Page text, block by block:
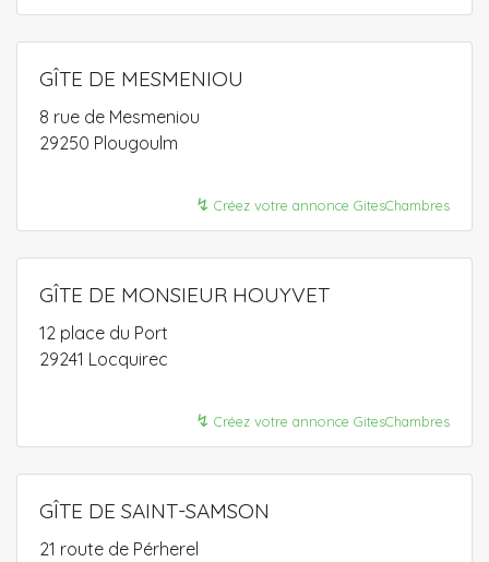
GÎTE DE MESMENIOU
8 rue de Mesmeniou
29250 Plougoulm
↯ Créez votre annonce GitesChambres
GÎTE DE MONSIEUR HOUYVET
12 place du Port
29241 Locquirec
↯ Créez votre annonce GitesChambres
GÎTE DE SAINT-SAMSON
21 route de Pérherel